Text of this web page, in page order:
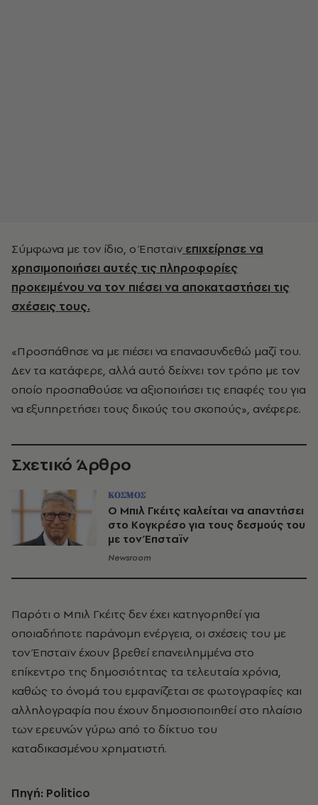
Σύμφωνα με τον ίδιο, ο Έπσταϊν επιχείρησε να
χρησιμοποιήσει αυτές τις πληροφορίες
προκειμένου να τον πιέσει να αποκαταστήσει τις
σχέσεις τους.
«Προσπάθησε να με πιέσει να επανασυνδεθώ μαζί του.
Δεν τα κατάφερε, αλλά αυτό δείχνει τον τρόπο με τον
οποίο προσπαθούσε να αξιοποιήσει τις επαφές του για
να εξυπηρετήσει τους δικούς του σκοπούς», ανέφερε.
Σχετικό Άρθρο
ΚΟΣΜΟΣ
Ο Μπιλ Γκέιτς καλείται να απαντήσει
στο Κογκρέσο για τους δεσμούς του
με τον Έπσταϊν
Newsroom
Παρότι ο Μπιλ Γκέιτς δεν έχει κατηγορηθεί για
οποιαδήποτε παράνομη ενέργεια, οι σχέσεις του με
τον Έπσταϊν έχουν βρεθεί επανειλημμένα στο
επίκεντρο της δημοσιότητας τα τελευταία χρόνια,
καθώς το όνομά του εμφανίζεται σε φωτογραφίες και
αλληλογραφία που έχουν δημοσιοποιηθεί στο πλαίσιο
των ερευνών γύρω από το δίκτυο του
καταδικασμένου χρηματιστή.
Πηγή: Politico